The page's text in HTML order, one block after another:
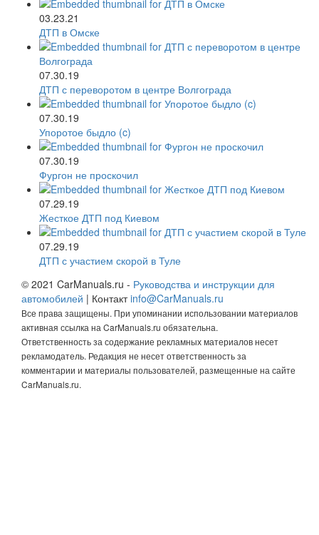
03.23.21
ДТП в Омске
07.30.19
ДТП с переворотом в центре Волгограда
07.30.19
Упоротое быдло (c)
07.30.19
Фургон не проскочил
07.29.19
Жесткое ДТП под Киевом
07.29.19
ДТП с участием скорой в Туле
© 2021 CarManuals.ru - Руководства и инструкции для
автомобилей | Контактinfo@CarManuals.ru
Все права защищены. При упоминании использовании материалов
активная ссылка на CarManuals.ru обязательна.
Ответственность за содержание рекламных материалов несет
рекламодатель. Редакция не несет ответственность за
комментарии и материалы пользователей, размещенные на сайте
CarManuals.ru.